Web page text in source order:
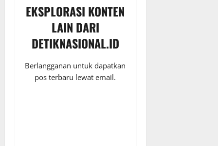
EKSPLORASI KONTEN
LAIN DARI
DETIKNASIONAL.ID
Berlangganan untuk dapatkan
pos terbaru lewat email.